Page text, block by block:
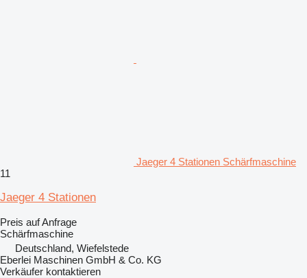
Jaeger 4 Stationen Schärfmaschine
11
Jaeger 4 Stationen
Preis auf Anfrage
Schärfmaschine
Deutschland, Wiefelstede
Eberlei Maschinen GmbH & Co. KG
Verkäufer kontaktieren